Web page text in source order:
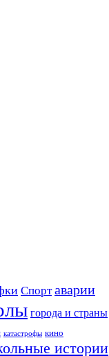
Спорт аварии
города и страны
катастрофы кино
истории